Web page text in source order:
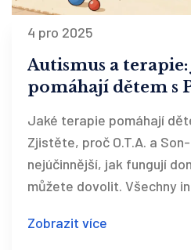
4 pro 2025
Autismus a
pomáhají dětem s
Jaké terapie pomáhají
Zjistěte, proč O.T.A. a
nejúčinnější, jak fungují
můžete dovolit. Všechny
Zobrazit více